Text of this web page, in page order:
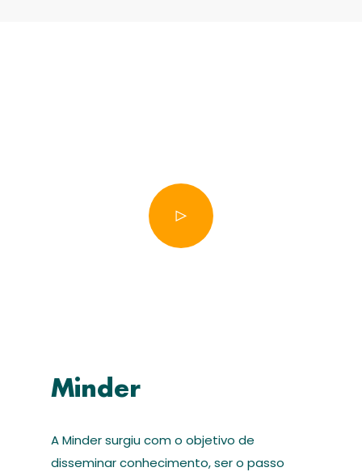
Minder
A Minder surgiu com o objetivo de
disseminar conhecimento, ser o passo